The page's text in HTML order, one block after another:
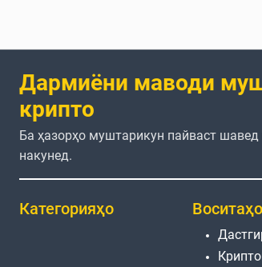
Дармиёни маводи
крипто
Ба ҳазорҳо муштарикун пайваст шавед
накунед.
Категорияҳо Воситаҳо